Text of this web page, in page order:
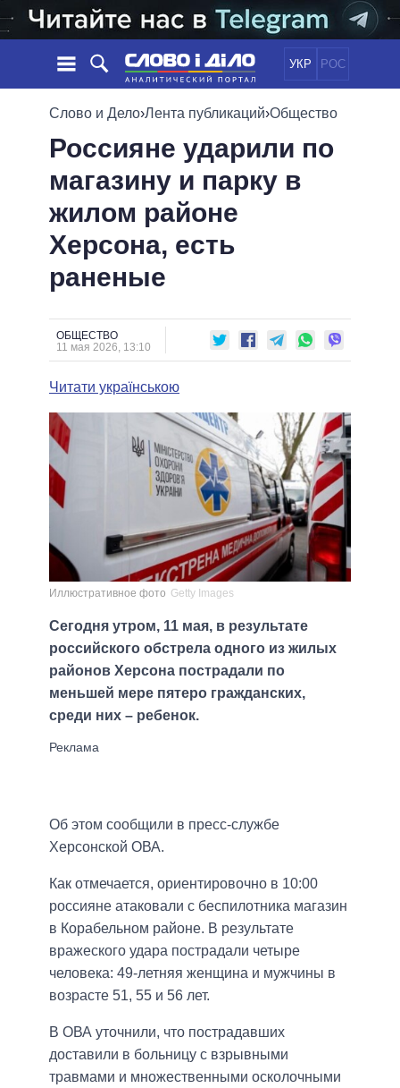
УКР РОС
НОВОСТИ
ЛЕНТА
СОБЫТИЯ
СТАТЬИ
ОБЗОРЫ
ДАЙДЖЕСТЫ
ПОЛИТИКА
ЭКОНОМИКА
ОБЩЕСТВО
ОБЕЩАНИЯ
ПОЛИТИКИ
ВСЕ ПОЛИТИКИ
ПРЕЗИДЕНТ И ОФИС
ВЕРХОВНАЯ РАДА
ГЛАВЫ ОБЛАДМИНИСТРАЦИЙ
МЭРЫ
ВСЕ ПЕРСОНЫ
ИНФОГРАФИКА
СРАВНЕНИЕ ПОЛИТИКОВ
Слово и Дело›Лента публикаций›Общество
Россияне ударили по
магазину и парку в
жилом районе
Херсона, есть
раненые
ОБЩЕСТВО
11 мая 2026, 13:10
Читати українською
Иллюстративное фото Getty Images
Сегодня утром, 11 мая, в результате
российского обстрела одного из жилых
районов Херсона пострадали по
меньшей мере пятеро гражданских,
среди них – ребенок.
Об этом сообщили в пресс-службе
Херсонской ОВА.
Как отмечается, ориентировочно в 10:00
россияне атаковали с беспилотника магазин
в Корабельном районе. В результате
вражеского удара пострадали четыре
человека: 49-летняя женщина и мужчины в
возрасте 51, 55 и 56 лет.
В ОВА уточнили, что пострадавших
доставили в больницу с взрывными
травмами и множественными осколочными